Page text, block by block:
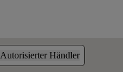
Autorisierter Händler